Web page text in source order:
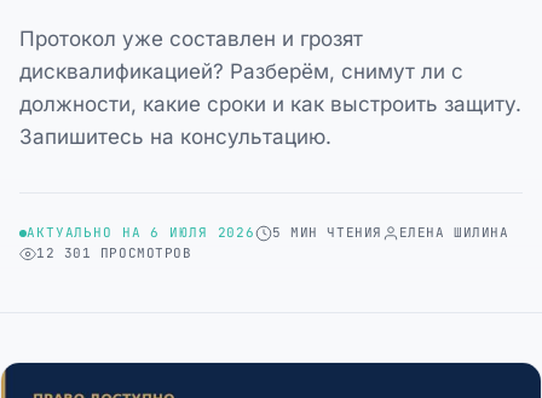
Протокол уже составлен и грозят
дисквалификацией? Разберём, снимут ли с
должности, какие сроки и как выстроить защиту.
Запишитесь на консультацию.
АКТУАЛЬНО НА 6 ИЮЛЯ 2026 5 МИН ЧТЕНИЯ
ЕЛЕНА ШИЛИНА
12 301 ПРОСМОТРОВ